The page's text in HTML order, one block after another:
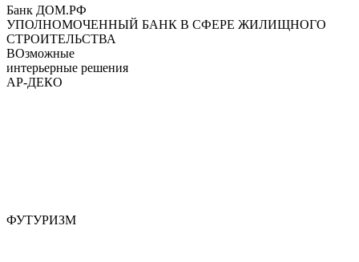
Банк ДОМ.РФ
УПОЛНОМОЧЕННЫЙ БАНК В СФЕРЕ ЖИЛИЩНОГО
СТРОИТЕЛЬСТВА
ВОзможные
интерьерные решения
АР-ДЕКО
ФУТУРИЗМ